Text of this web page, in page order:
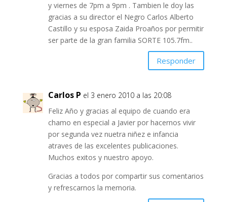
y viernes de 7pm a 9pm . Tambien le doy las
gracias a su director el Negro Carlos Alberto
Castillo y su esposa Zaida Proaños por permitir
ser parte de la gran familia SORTE 105.7fm..
Responder
Carlos P el 3 enero 2010 a las 20:08
Feliz Año y gracias al equipo de cuando era
chamo en especial a Javier por hacernos vivir
por segunda vez nuetra niñez e infancia
atraves de las excelentes publicaciones.
Muchos exitos y nuestro apoyo.
Gracias a todos por compartir sus comentarios
y refrescarnos la memoria.